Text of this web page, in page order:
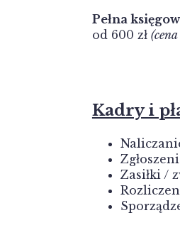
Pełna
od 600 zł
Kadry i
Zasiłki /